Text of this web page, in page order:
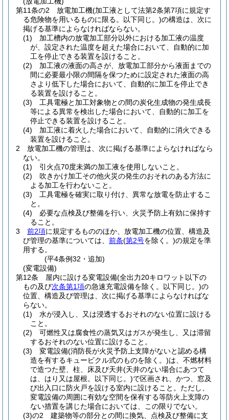
第11条の2
放電加工機(加工液として法第2条第7項に規定す
る危険物を用いるものに限る。以下同じ。)の構造は、次に
掲げる基準によらなければならない。
(1)
加工槽内の放電加工部分以外における加工液の温度
が、設定された温度を超えた場合において、自動的に加
工を停止できる装置を設けること。
(2)
加工液の液面の高さが、放電加工部分から液面までの
間に必要最小限の間隔を保つために設定された液面の高
さより低下した場合において、自動的に加工を停止でき
る装置を設けること。
(3)
工具電極と加工対象物との間の炭化生成物の発生成長
等による異常を検出した場合において、自動的に加工を
停止できる装置を設けること。
(4)
加工液に着火した場合において、自動的に消火できる
装置を設けること。
2
放電加工機の管理は、次に掲げる基準によらなければなら
ない。
(1)
引火点70度未満の加工液を使用しないこと。
(2)
吹きかけ加工その他火災の発生のおそれのある方法に
よる加工を行わないこと。
(3)
工具電極を確実に取り付け、異常な放電を防止するこ
と。
(4)
必要な点検及び整備を行い、火災予防上有効に保持す
ること。
3
前2項に規定するもののほか、放電加工機の位置、構造及
び管理の基準については、 前条(第2号を除く。)の規定を準
用する。
(平4条例32・追加)
(変電設備)
第12条
屋内に設ける変電設備(全出力20キロワット以下の
もの及び次条第1項の急速充電設備を除く。以下同じ。)の
位置、構造及び管理は、次に掲げる基準によらなければな
らない。
(1)
水が浸入し、又は浸透するおそれのない位置に設ける
こと。
(2)
可燃性又は腐食性の蒸気又はガスが発生し、又は滞留
するおそれのない位置に設けること。
(3)
変電設備(消防長が火災予防上支障がないと認める構
造を有するキュービクル式のものを除く。)は、不燃材料
で造つた壁、柱、床及び天井(天井のない場合にあつて
は、はり又は屋根。以下同じ。)で区画され、かつ、窓及
び出入口に防火戸を設ける室内に設けること。 ただし、
変電設備の周囲に有効な空間を保有する等防火上支障の
ない措置を講じた場合においては、この限りでない。
(3)の2
建築物等の部分との間に換気、点検及び整備に支